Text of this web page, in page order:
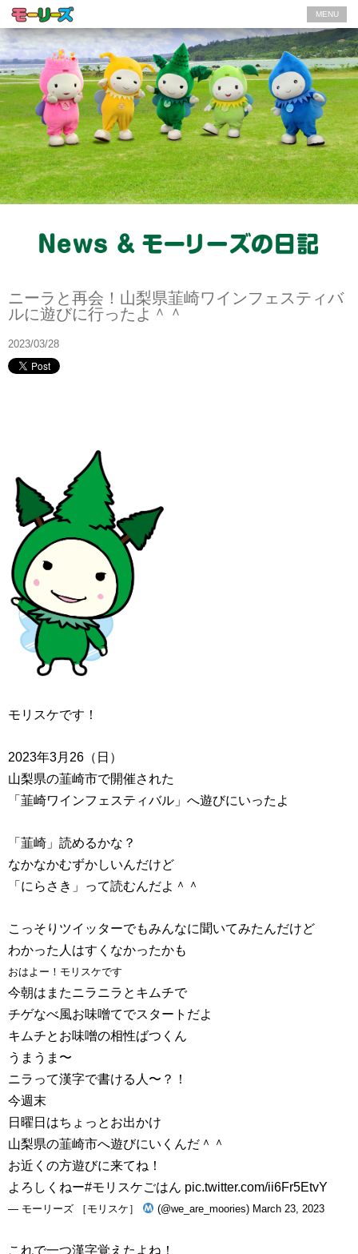
MENU
ニーラと再会！山梨県韮崎ワインフェスティバ
ルに遊びに行ったよ＾＾
2023/03/28
モリスケです！
2023年3月26（日）
山梨県の韮崎市で開催された
「韮崎ワインフェスティバル」へ遊びにいったよ
「韮崎」読めるかな？
なかなかむずかしいんだけど
「にらさき」って読むんだよ＾＾
こっそりツイッターでもみんなに聞いてみたんだけど
わかった人はすくなかったかも
おはよー！モリスケです
今朝はまたニラニラとキムチで
チゲなべ風お味噌てでスタートだよ
キムチとお味噌の相性ばつくん
うまうま〜
ニラって漢字で書ける人〜？！
今週末
日曜日はちょっとお出かけ
山梨県の韮崎市へ遊びにいくんだ＾＾
お近くの方遊びに来てね！
よろしくねー#モリスケごはん pic.twitter.com/ii6Fr5EtvY
— モーリーズ ［モリスケ］ (@we_are_moories) March 23, 2023
これで一つ漢字覚えたよね！